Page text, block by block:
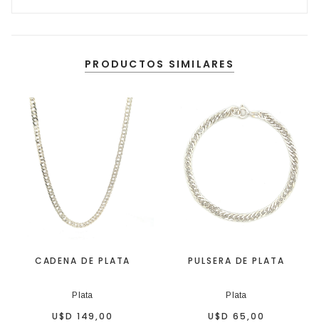
PRODUCTOS SIMILARES
CADENA DE PLATA
Plata
U$D 149,00
PULSERA DE PLATA
Plata
U$D 65,00